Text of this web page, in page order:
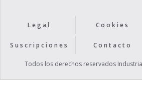
Legal Cookies
Suscripciones Contacto
Todos los derechos reservados